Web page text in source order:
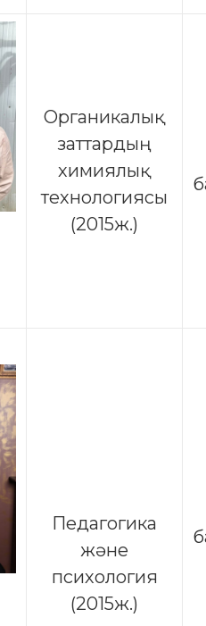
Органикалық
заттардың
химиялық
технологиясы
(2015ж.)
Педагогика
және
психология
(2015ж.)